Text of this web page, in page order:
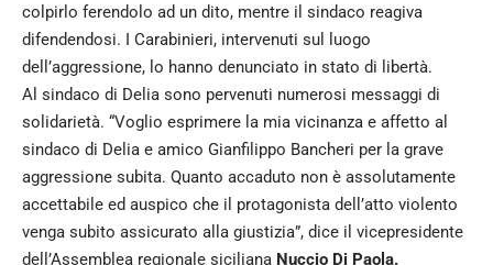
colpirlo ferendolo ad un dito, mentre il sindaco reagiva
difendendosi. I Carabinieri, intervenuti sul luogo
dell’aggressione, lo hanno denunciato in stato di libertà.
Al sindaco di Delia sono pervenuti numerosi messaggi di
solidarietà. “Voglio esprimere la mia vicinanza e affetto al
sindaco di Delia e amico Gianfilippo Bancheri per la grave
aggressione subita. Quanto accaduto non è assolutamente
accettabile ed auspico che il protagonista dell’atto violento
venga subito assicurato alla giustizia”, dice il vicepresidente
dell’Assemblea regionale siciliana Nuccio Di Paola.